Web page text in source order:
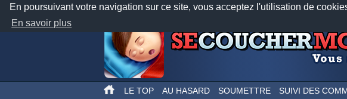
En poursuivant votre navigation sur ce site, vous acceptez l'utilisation de
En savoir plus
Nos
LE TOP AU HASARD SOUMETTRE SUIVI DES